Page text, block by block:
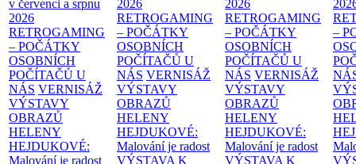
v červenci a srpnu
2026
RETROGAMING
– POČÁTKY
OSOBNÍCH
POČÍTAČŮ U
NÁS VERNISÁŽ
VÝSTAVY
OBRAZŮ
HELENY
HEJDUKOVÉ:
Malování je radost
2026
RETROGAMING
– POČÁTKY
OSOBNÍCH
POČÍTAČŮ U
NÁS VERNISÁŽ
VÝSTAVY
OBRAZŮ
HELENY
HEJDUKOVÉ:
Malování je radost
VÝSTAVA K
2026
RETROGAMING
– POČÁTKY
OSOBNÍCH
POČÍTAČŮ U
NÁS VERNISÁŽ
VÝSTAVY
OBRAZŮ
HELENY
HEJDUKOVÉ:
Malování je radost
VÝSTAVA K
–